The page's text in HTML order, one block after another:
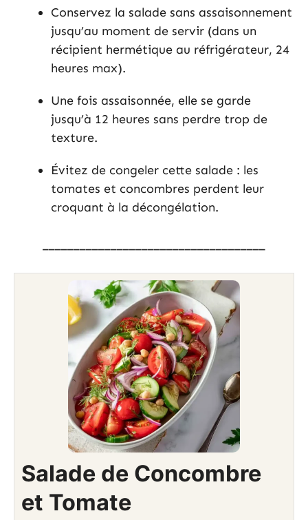
Conservez la salade sans assaisonnement
jusqu’au moment de servir (dans un
récipient hermétique au réfrigérateur, 24
heures max).
Une fois assaisonnée, elle se garde
jusqu’à 12 heures sans perdre trop de
texture.
Évitez de congeler cette salade : les
tomates et concombres perdent leur
croquant à la décongélation.
Salade de Concombre
et Tomate